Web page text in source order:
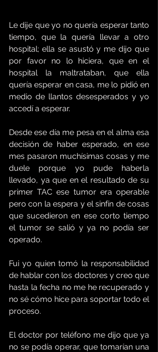
Le dije que yo no quería esperar tanto
tiempo, que la quería llevar a otro
hospital; ella se asustó y me dijo que
por favor no lo hiciera, que en el
hospital la maltrataban, que ella
quería esperar en casa, me lo pidió en
medio de llantos desesperados y yo
accedí a esperar.
Desde ese día me pesa en el alma esa
decisión de haber esperado, en ese
mes pasaron muchísimas cosas y me
duele porque yo pude haberla
llevado, ya que en el resultado de su
primer TAC ese tumor era operable
pero con la espera y el sinfín de cosas
que sucedieron en ese corto tiempo
el tumor se salió y ya no podía ser
operado.
Fui yo quien tomó la responsabilidad
de hablar con los doctores y creo que
hasta la fecha no me he recuperado y
no sé cómo hice para soportar todo el
proceso.
El doctor por teléfono me dijo que ya
no se podía operar, que tomarían una